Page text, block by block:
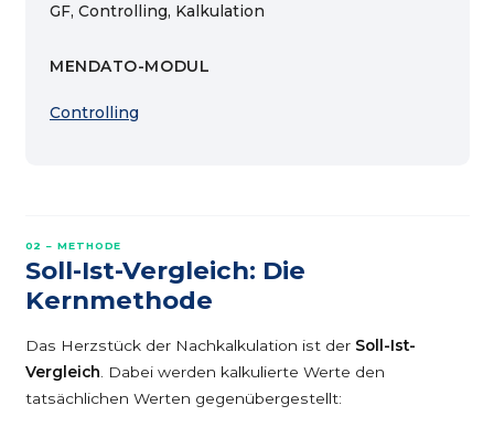
GF, Controlling, Kalkulation
MENDATO-MODUL
Controlling
02 – METHODE
Soll-Ist-Vergleich: Die
Kernmethode
Das Herzstück der Nachkalkulation ist der Soll-Ist-
Vergleich . Dabei werden kalkulierte Werte den
tatsächlichen Werten gegenübergestellt: